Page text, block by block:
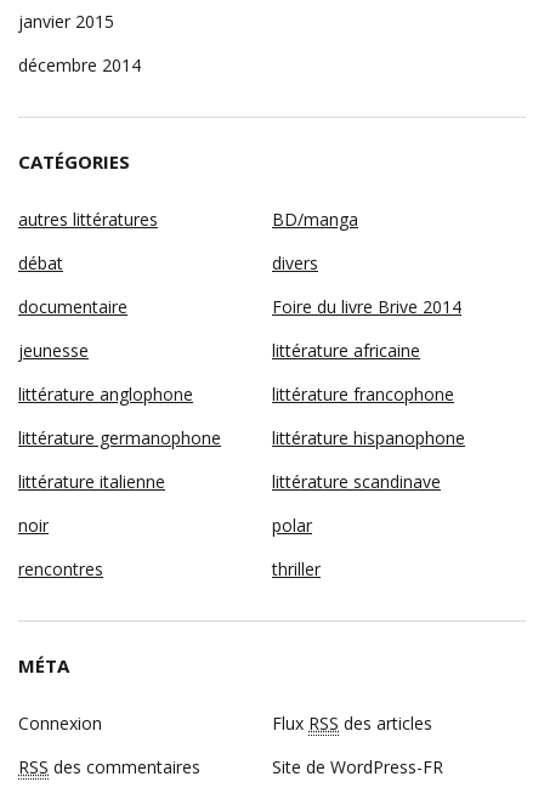
janvier 2015
décembre 2014
CATÉGORIES
autres littératures
BD/manga
débat
divers
documentaire
Foire du livre Brive 2014
jeunesse
littérature africaine
littérature anglophone
littérature francophone
littérature germanophone
littérature hispanophone
littérature italienne
littérature scandinave
noir
polar
rencontres
thriller
MÉTA
Connexion Flux RSS des articles
RSS des commentaires Site de WordPress-FR